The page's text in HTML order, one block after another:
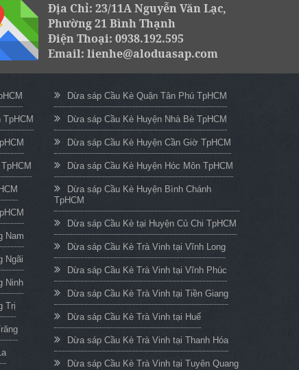
Địa Chỉ: 23/11A Nguyễn Văn Lạc,
Phường 21 Bình Thạnh
Điện Thoại: 0938.192.595
Email: lienhe@aloduasap.com
Nam
Ngãi
Ninh
Trị
Dừa sáp Cầu Kè Quận Tân Phú TpHCM
Dừa sáp Cầu Kè Huyện Nhà Bè TpHCM
Dừa sáp Cầu Kè Huyện Cần Giờ TpHCM
Dừa sáp Cầu Kè Huyện Hóc Môn TpHCM
Dừa sáp Cầu Kè Huyện Bình Chánh
TpHCM
Dừa sáp Cầu Kè tại Huyện Củ Chi TpHCM
Dừa sáp Cầu Kè Trà Vinh tại Vĩnh Long
Dừa sáp Cầu Kè Trà Vinh tại Vĩnh Phúc
Dừa sáp Cầu Kè Trà Vinh tại Tiền Giang
Dừa sáp Cầu Kè Trà Vinh tại Huế
Dừa sáp Cầu Kè Trà Vinh tại Thanh Hóa
Dừa sáp Cầu Kè Trà Vinh tại Tuyên Quang